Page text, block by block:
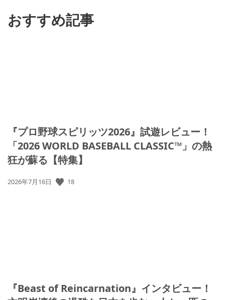
おすすめ記事
『プロ野球スピリッツ2026』試遊レビュー！
「2026 WORLD BASEBALL CLASSIC™」の熱
狂が蘇る【特集】
公
2026年7月16日 18
『Beast of Reincarnation』インタビュー！